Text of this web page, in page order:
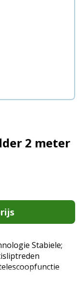
2 meter
Stabiele;